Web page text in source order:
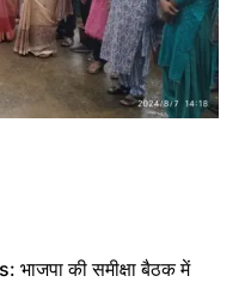
की समीक्षा बैठक में